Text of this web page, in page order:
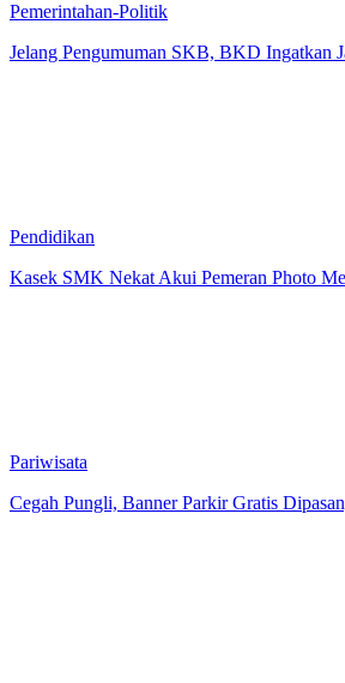
Pemerintahan-Politik
Jelang Pengumuman SKB, BKD Ingatkan
Pendidikan
Kasek SMK Nekat Akui Pemeran Photo
Pariwisata
Cegah Pungli, Banner Parkir Gratis